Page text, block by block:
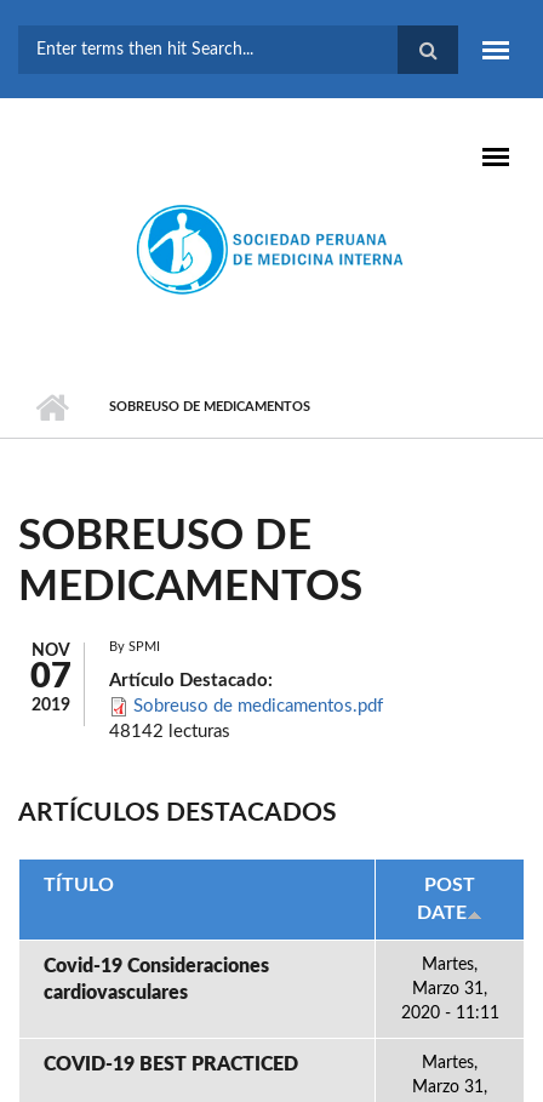
BÚSQUEDA
SOBREUSO DE MEDICAMENTOS
SOBREUSO DE
MEDICAMENTOS
NOV
07
2019
By SPMI
Artículo Destacado:
Sobreuso de medicamentos.pdf
48142 lecturas
ARTÍCULOS DESTACADOS
TÍTULO
POST
DATE
Covid-19 Consideraciones
cardiovasculares
Martes,
Marzo 31,
2020 - 11:11
COVID-19 BEST PRACTICED
Martes,
Marzo 31,